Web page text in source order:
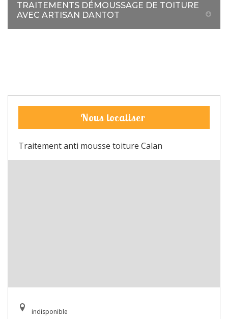
TRAITEMENTS DÉMOUSSAGE DE TOITURE
AVEC ARTISAN DANTOT
Nous localiser
Traitement anti mousse toiture Calan
indisponible